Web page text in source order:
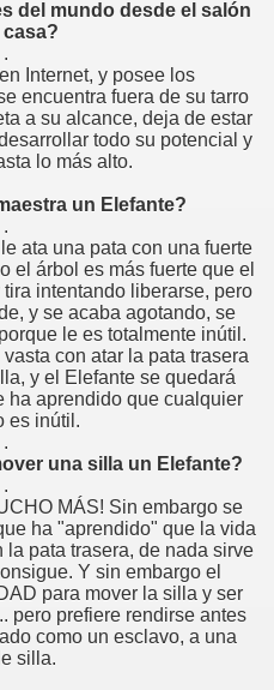
del mundo desde el salón
.
Internet, y posee los
encuentra fuera de su tarro
a su alcance, deja de estar
todo su potencial y
lo más alto.
un Elefante?
.
ata una pata con una fuerte
el árbol es más fuerte que el
intentando liberarse, pero
y se acaba agotando, se
le es totalmente inútil.
con atar la pata trasera
y el Elefante se quedará
ha aprendido que cualquier
es inútil.
.
una silla un Elefante?
.
MÁS! Sin embargo se
ha "aprendido" que la vida
pata trasera, de nada sirve
Y sin embargo el
para mover la silla y ser
pero prefiere rendirse antes
como un esclavo, a una
silla.